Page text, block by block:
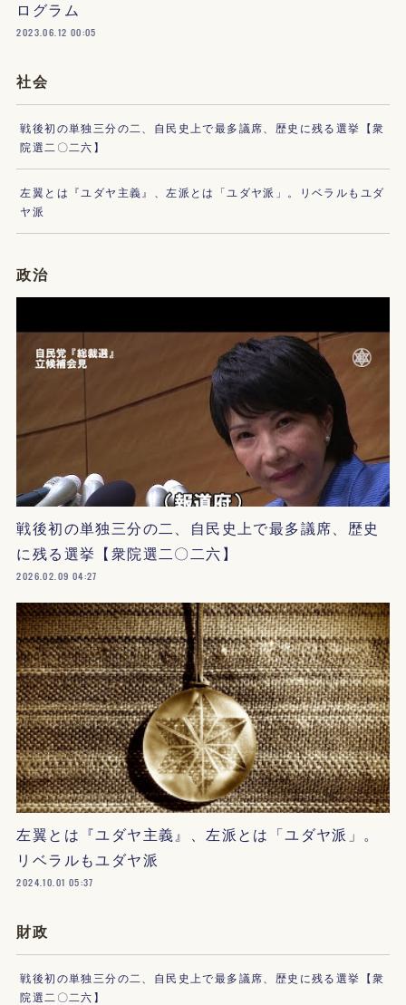
ログラム
2023.06.12 00:05
社会
戦後初の単独三分の二、自民史上で最多議席、歴史に残る選挙【衆
院選二〇二六】
左翼とは『ユダヤ主義』、左派とは「ユダヤ派」。リベラルもユダ
ヤ派
政治
戦後初の単独三分の二、自民史上で最多議席、歴史
に残る選挙【衆院選二〇二六】
2026.02.09 04:27
左翼とは『ユダヤ主義』、左派とは「ユダヤ派」。
リベラルもユダヤ派
2024.10.01 05:37
財政
戦後初の単独三分の二、自民史上で最多議席、歴史に残る選挙【衆
院選二〇二六】